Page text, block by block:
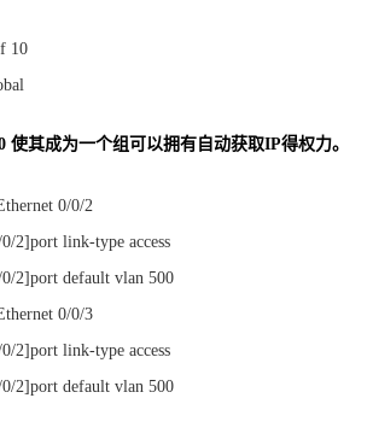
10
使其成为一个组可以拥有自动获取IP得权力。
0/0/2
2]port link-type access
2]port default vlan 500
0/0/3
2]port link-type access
2]port default vlan 500